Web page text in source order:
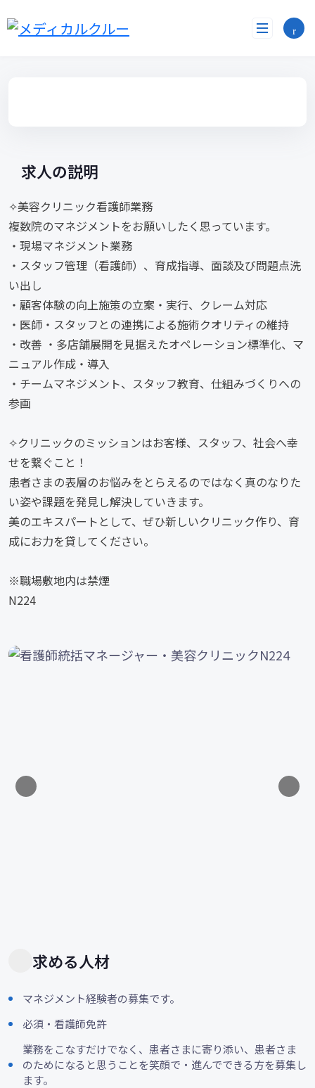
ン
求人の説明
✧美容クリニック看護師業務
複数院のマネジメントをお願いしたく思っています。
・現場マネジメント業務
・スタッフ管理（看護師）、育成指導、面談及び問題点洗
い出し
・顧客体験の向上施策の立案・実行、クレーム対応
・医師・スタッフとの連携による施術クオリティの維持
・改善 ・多店舗展開を見据えたオペレーション標準化、マ
ニュアル作成・導入
・チームマネジメント、スタッフ教育、仕組みづくりへの
参画
✧クリニックのミッションはお客様、スタッフ、社会へ幸
せを繋ぐこと！
患者さまの表層のお悩みをとらえるのではなく真のなりた
い姿や課題を発見し解決していきます。
美のエキスパートとして、ぜひ新しいクリニック作り、育
成にお力を貸してください。
※職場敷地内は禁煙
N224
求める人材
マネジメント経験者の募集です。
必須・看護師免許
業務をこなすだけでなく、患者さまに寄り添い、患者さま
のためになると思うことを笑顔で・進んでできる方を募集し
ます。